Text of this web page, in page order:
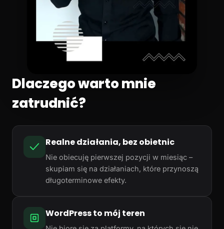
Dlaczego warto mnie
zatrudnić?
Realne działania, bez obietnic
Nie obiecuję pierwszej pozycji w miesiąc –
skupiam się na działaniach, które przynoszą
długoterminowe efekty.
WordPress to mój teren